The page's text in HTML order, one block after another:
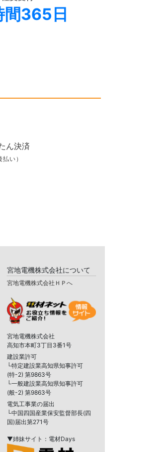
間365日
ん決済
い）
宮地電機株式会社について
宮地電機株式会社ＨＰへ
宮地電機株式会社
高知市本町3丁目3番1号
建設業許可
└特定建設業高知県知事許可
(特-2) 第9863号
└一般建設業高知県知事許可
(般-2) 第9863号
電気工事業の届出
└中国四国産業保安監督部長(四
国)届出第271号
▼姉妹サイト：電材Days